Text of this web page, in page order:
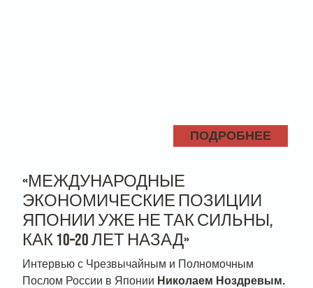
ПОДРОБНЕЕ
«МЕЖДУНАРОДНЫЕ
ЭКОНОМИЧЕСКИЕ ПОЗИЦИИ
ЯПОНИИ УЖЕ НЕ ТАК СИЛЬНЫ,
КАК 10–20 ЛЕТ НАЗАД»
Интервью с Чрезвычайным и Полномочным
Послом России в Японии Николаем Ноздревым.